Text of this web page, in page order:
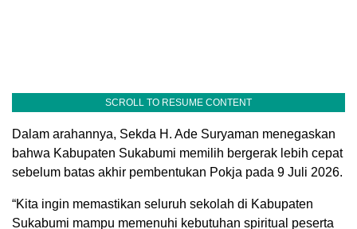
SCROLL TO RESUME CONTENT
Dalam arahannya, Sekda H. Ade Suryaman menegaskan
bahwa Kabupaten Sukabumi memilih bergerak lebih cepat
sebelum batas akhir pembentukan Pokja pada 9 Juli 2026.
“Kita ingin memastikan seluruh sekolah di Kabupaten
Sukabumi mampu memenuhi kebutuhan spiritual peserta